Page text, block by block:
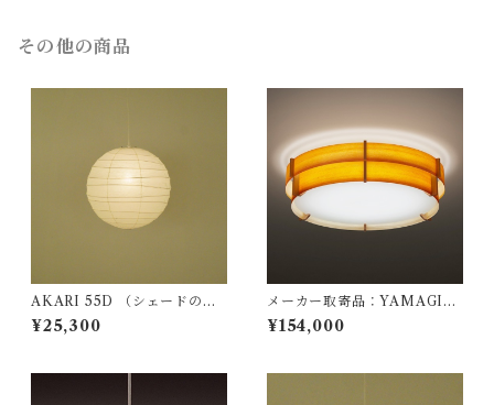
その他の商品
AKARI 55D （シェードの
み） / イサム ノグチ（Isamu
Noguchi) / オゼキ（尾関）
¥25,300
メーカー取寄品：YAMAGIW
A（ヤマギワ）/ 323L1016-3
20X-232 / Jakobsson Lamp
¥154,000